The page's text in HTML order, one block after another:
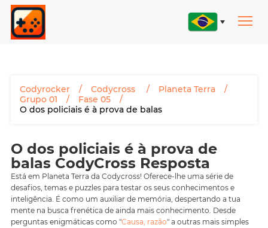
Codyrocker Codycross
Planeta Terra
Grupo 01
Fase 05
O dos policiais é à prova de balas
O dos policiais é à prova de
balas CodyCross Resposta
Está em Planeta Terra da Codycross! Oferece-lhe uma série de
desafios, temas e puzzles para testar os seus conhecimentos e
inteligência. É como um auxiliar de memória, despertando a tua
mente na busca frenética de ainda mais conhecimento. Desde
perguntas enigmáticas como "Causa, razão" a outras mais simples